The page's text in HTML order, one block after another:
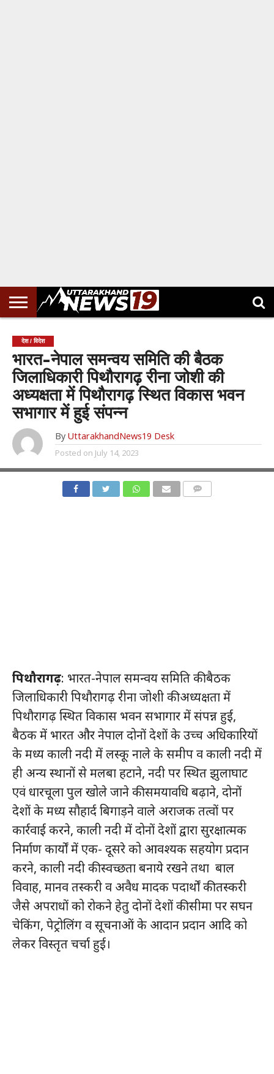
देश / विदेश
भारत-नेपाल समन्वय समिति की बैठक
जिलाधिकारी पिथौरागढ़ रीना जोशी की
अध्यक्षता में पिथौरागढ़ स्थित विकास भवन
सभागार में हुई संपन्न
By UttarakhandNews19 Desk
Posted on July 14, 2023
पिथौरागढ़: भारत-नेपाल समन्वय समिति की बैठक
जिलाधिकारी पिथौरागढ़ रीना जोशी की अध्यक्षता में
पिथौरागढ़ स्थित विकास भवन सभागार में संपन्न हुई,
बैठक में भारत और नेपाल दोनों देशों के उच्च अधिकारियों
के मध्य काली नदी में लस्कू नाले के समीप व काली नदी में
ही अन्य स्थानों से मलबा हटाने, नदी पर स्थित झुलाघाट
एवं धारचूला पुल खोले जाने की समयावधि बढ़ाने, दोनों
देशों के मध्य सौहार्द बिगाड़ने वाले अराजक तत्वों पर
कार्रवाई करने, काली नदी में दोनों देशों द्वारा सुरक्षात्मक
निर्माण कार्यों में एक- दूसरे को आवश्यक सहयोग प्रदान
करने, काली नदी की स्वच्छता बनाये रखने तथा बाल
विवाह, मानव तस्करी व अवैध मादक पदार्थों की तस्करी
जैसे अपराधों को रोकने हेतु दोनों देशों की सीमा पर सघन
चेकिंग, पेट्रोलिंग व सूचनाओं के आदान प्रदान आदि को
लेकर विस्तृत चर्चा हुई।